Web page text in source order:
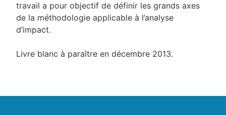
travail a pour objectif de définir les grands axes
de la méthodologie applicable à l’analyse
d’impact.
Livre blanc à paraître en décembre 2013.